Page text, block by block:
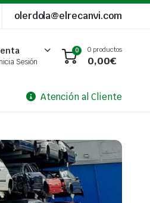
olerdola@elrecanvi.com
Sesión
0 0 productos
0,00€
Atención al Cliente